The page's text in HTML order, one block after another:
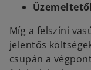
Míg a felszíni
jelentős
csupán a